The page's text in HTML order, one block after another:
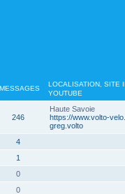
MESSAGES
LOCALISATION, SITE
YOUTUBE
246
Haute Savoie
https://www.volto-
greg.volto
4
1
0
0